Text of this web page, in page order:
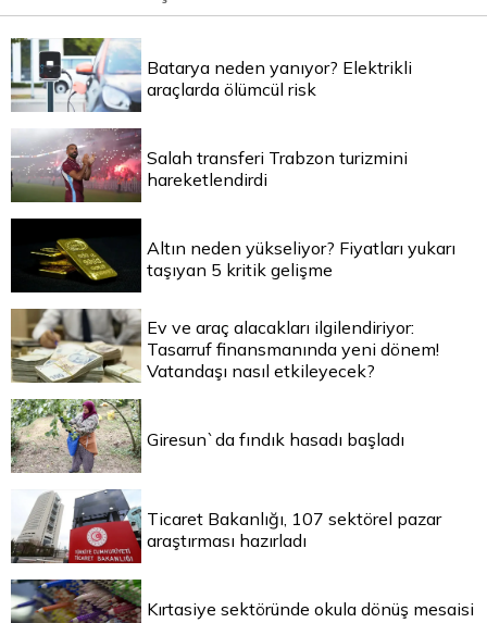
Batarya neden yanıyor? Elektrikli
araçlarda ölümcül risk
Salah transferi Trabzon turizmini
hareketlendirdi
Altın neden yükseliyor? Fiyatları yukarı
taşıyan 5 kritik gelişme
Ev ve araç alacakları ilgilendiriyor:
Tasarruf finansmanında yeni dönem!
Vatandaşı nasıl etkileyecek?
Giresun`da fındık hasadı başladı
Ticaret Bakanlığı, 107 sektörel pazar
araştırması hazırladı
Kırtasiye sektöründe okula dönüş mesaisi